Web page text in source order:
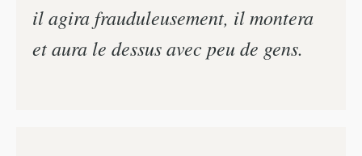
il agira frauduleusement, il montera
et aura le dessus avec peu de gens.